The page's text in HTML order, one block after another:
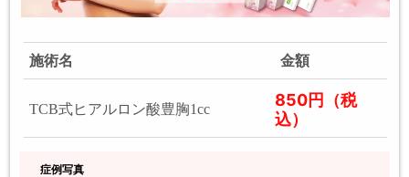
施術名 金額
TCB式ヒアルロン酸豊胸1cc
850円（税
込）
症例写真